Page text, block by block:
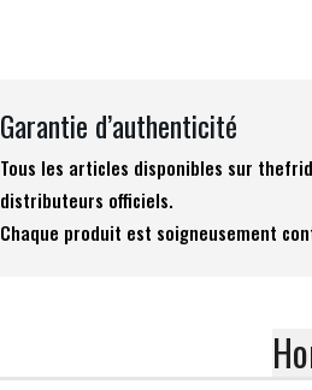
Garantie d’authenticité
Tous les articles disponibles sur
distributeurs officiels.
Chaque produit est soigneusement